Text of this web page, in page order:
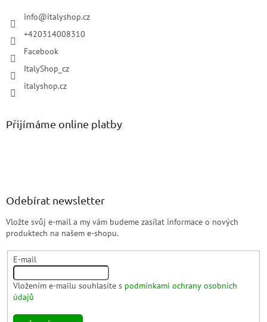
info@italyshop.cz
+420314008310
Facebook
ItalyShop_cz
italyshop.cz
Přijímáme online platby
Odebírat newsletter
Vložte svůj e-mail a my vám budeme zasílat informace o nových
produktech na našem e-shopu.
E-mail
Vložením e-mailu souhlasíte s podmínkami ochrany osobních
údajů